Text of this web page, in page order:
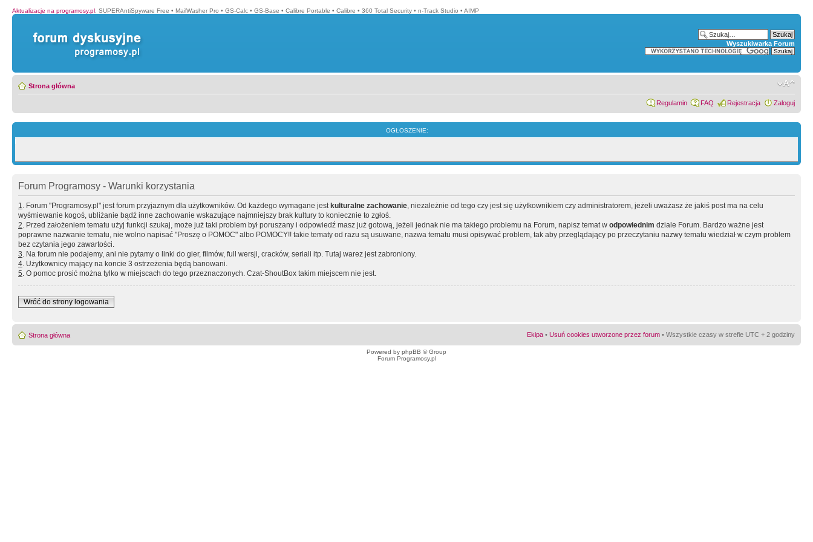
Aktualizacje na programosy.pl: SUPERAntiSpyware Free • MailWasher Pro • GS-Calc • GS-Base • Calibre Portable • Calibre • 360 Total Security • n-Track Studio • AIMP
Wyszukiwarka Forum
Strona główna
Regulamin FAQ Rejestracja Zaloguj
OGŁOSZENIE:
Forum Programosy - Warunki korzystania
1. Forum "Programosy.pl" jest forum przyjaznym dla użytkowników. Od każdego wymagane jest kulturalne zachowanie, niezależnie od tego czy jest się użytkownikiem czy administratorem, jeżeli uważasz że jakiś post ma na celu
wyśmiewanie kogoś, ubliżanie bądź inne zachowanie wskazujące najmniejszy brak kultury to koniecznie to zgłoś.
2. Przed założeniem tematu użyj funkcji szukaj, może już taki problem był poruszany i odpowiedź masz już gotową, jeżeli jednak nie ma takiego problemu na Forum, napisz temat w odpowiednim dziale Forum. Bardzo ważne jest
poprawne nazwanie tematu, nie wolno napisać "Proszę o POMOC" albo POMOCY!! takie tematy od razu są usuwane, nazwa tematu musi opisywać problem, tak aby przeglądający po przeczytaniu nazwy tematu wiedział w czym problem
bez czytania jego zawartości.
3. Na forum nie podajemy, ani nie pytamy o linki do gier, filmów, full wersji, cracków, seriali itp. Tutaj warez jest zabroniony.
4. Użytkownicy mający na koncie 3 ostrzeżenia będą banowani.
5. O pomoc prosić można tylko w miejscach do tego przeznaczonych. Czat-ShoutBox takim miejscem nie jest.
Wróć do strony logowania
Strona główna Ekipa • Usuń cookies utworzone przez forum • Wszystkie czasy w strefie UTC + 2 godziny
Powered by phpBB © Group
Forum Programosy.pl